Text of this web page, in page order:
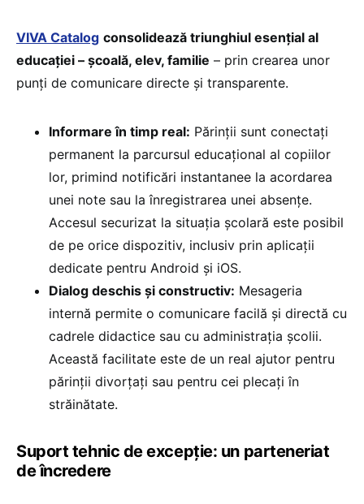
VIVA Catalog consolidează triunghiul esențial al
educației – școală, elev, familie – prin crearea unor
punți de comunicare directe și transparente.
Informare în timp real: Părinții sunt conectați
permanent la parcursul educațional al copiilor
lor, primind notificări instantanee la acordarea
unei note sau la înregistrarea unei absențe.
Accesul securizat la situația școlară este posibil
de pe orice dispozitiv, inclusiv prin aplicații
dedicate pentru Android și iOS.
Dialog deschis și constructiv: Mesageria
internă permite o comunicare facilă și directă cu
cadrele didactice sau cu administrația școlii.
Această facilitate este de un real ajutor pentru
părinții divorțați sau pentru cei plecați în
străinătate.
Suport tehnic de excepție: un parteneriat
de încredere